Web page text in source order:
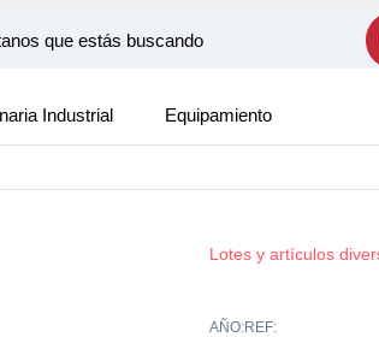
Industrial Equipamiento
Lotes y artículos
AÑO:REF: